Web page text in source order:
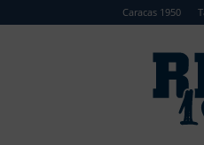
Caracas 1950